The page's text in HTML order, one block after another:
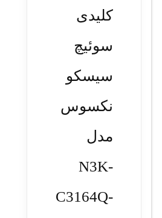
کلیدی
سوئیچ
سیسکو
نکسوس
مدل
N3K-
C3164Q-